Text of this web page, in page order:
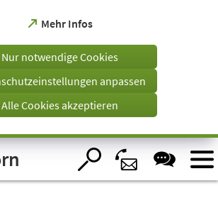
Mehr Infos
(Öffnet
einem
Tab)
Nur notwendige Cookies
anpassen
Alle Cookies akzeptieren